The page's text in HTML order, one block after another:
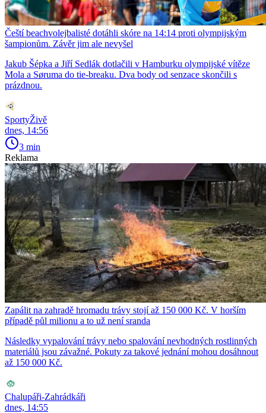
Čeští beachvolejbalisté dotáhli skóre na 14:14 proti olympijským
šampionům. Závěr jim ale nevyšel
Jakub Šépka a Jiří Sedlák dotlačili v Hamburku olympijské vítěze
Mola a Søruma do tie-breaku. Dva body od senzace skončili s
prázdnou.
SportyŽivě
dnes, 14:56
3 min
Reklama
Zapálit na zahradě hromadu trávy stojí až 150 000 Kč. V horším
případě půl milionu a to už není sranda
Následky vypalování trávy nebo spalování nevhodných rostlinných
materiálů jsou závažné. Pokuty za takové jednání mohou dosáhnout
až 150 000 Kč.
Chalupáři-Zahrádkáři
dnes, 14:55